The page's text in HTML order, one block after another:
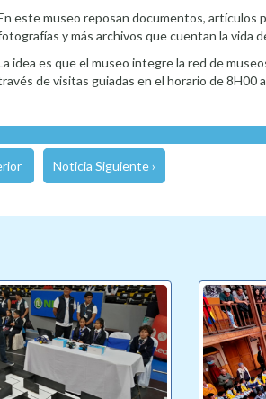
este museo reposan documentos, artículos
y más archivos que cuentan la vida
idea es que el museo integre la red de
de visitas guiadas en el horario de 8H00
Noticia Siguiente ›